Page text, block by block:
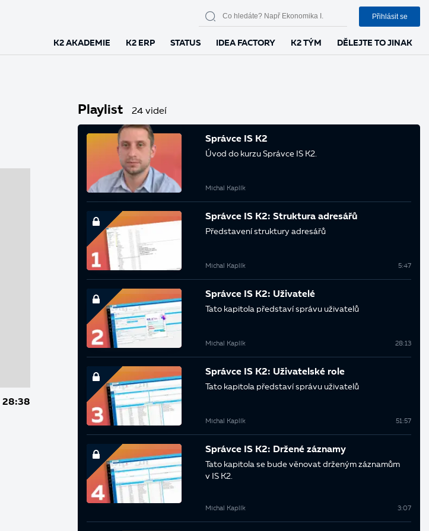
K2 AKADEMIE K2 ERP STATUS IDEA FACTORY K2 TÝM DĚLEJTE TO JINAK
Přihlásit se
28:38
Playlist 24 videí
Správce IS K2
Úvod do kurzu Správce IS K2.
Michal Kaplík
Správce IS K2: Struktura adresářů
Představení struktury adresářů
Michal Kaplík 5:47
Správce IS K2: Uživatelé
Tato kapitola představí správu uživatelů
Michal Kaplík 28:13
Správce IS K2: Uživatelské role
Tato kapitola představí správu uživatelů
Michal Kaplík 51:57
Správce IS K2: Držené záznamy
Tato kapitola se bude věnovat drženým záznamům
v IS K2.
Michal Kaplík 3:07